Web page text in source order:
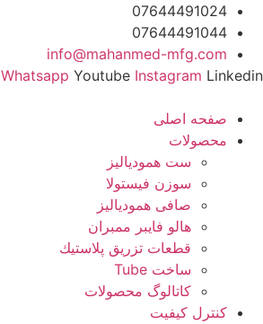
پرش
محتوا
07644491024
07644491044
info@mahanmed-mfg.com
Whatsapp Youtube Instagram Linkedin
صفحه اصلی
محصولات
ست همودیالیز
سوزن فیستولا
صافی همودیالیز
هالو فایبر ممبران
قطعات تزريق پلاستيك
ساخت Tube
کاتالوگ محصولات
کنترل کیفیت